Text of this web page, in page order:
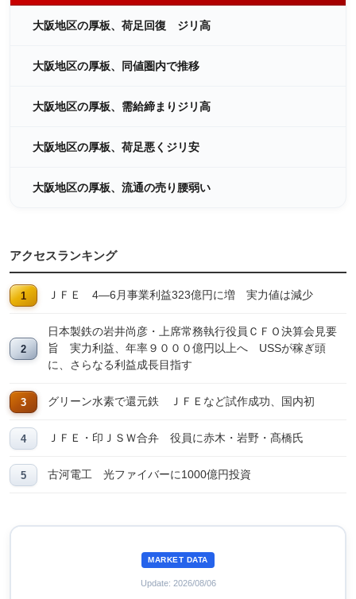
大阪地区の厚板、荷足回復 ジリ高
大阪地区の厚板、同値圏内で推移
大阪地区の厚板、需給締まりジリ高
大阪地区の厚板、荷足悪くジリ安
大阪地区の厚板、流通の売り腰弱い
アクセスランキング
ＪＦＥ 4―6月事業利益323億円に増 実力値は減少
日本製鉄の岩井尚彦・上席常務執行役員ＣＦＯ決算会見要
旨 実力利益、年率９０００億円以上へ USSが稼ぎ頭
に、さらなる利益成長目指す
グリーン水素で還元鉄 ＪＦＥなど試作成功、国内初
ＪＦＥ・印ＪＳＷ合弁 役員に赤木・岩野・髙橋氏
古河電工 光ファイバーに1000億円投資
MARKET DATA
Update: 2026/08/06